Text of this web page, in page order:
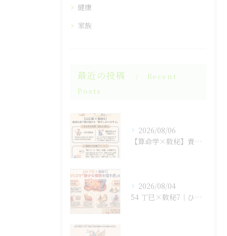
健康
家族
最近の投稿
Recent
Posts
2026/08/06
【算命学×数秘】責任感に潰されそうな「孤高の王」のあなたへ
2026/08/04
54 丁巳×数秘7｜ひとりで抱え込まない生き方